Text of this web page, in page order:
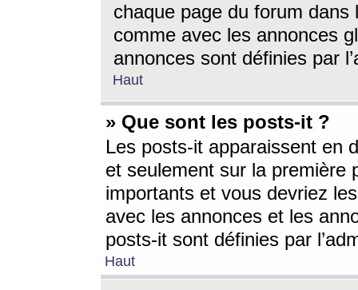
chaque page du forum dans
comme avec les annonces
annonces sont définies par
Haut
» Que sont les posts-it ?
Les posts-it apparaissent en
et seulement sur la première
importants et vous devriez
avec les annonces et les
posts-it sont définies par
Haut